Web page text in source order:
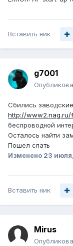
Вставить ник
g7001
Сбились
http://www2.nag.ru/
беспроводной
Осталось найти
Пошел спать
Изменено 23
Вставить ник
Mirus